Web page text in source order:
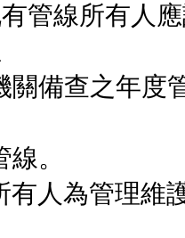
所有人應
查之年度
。
為管理維護